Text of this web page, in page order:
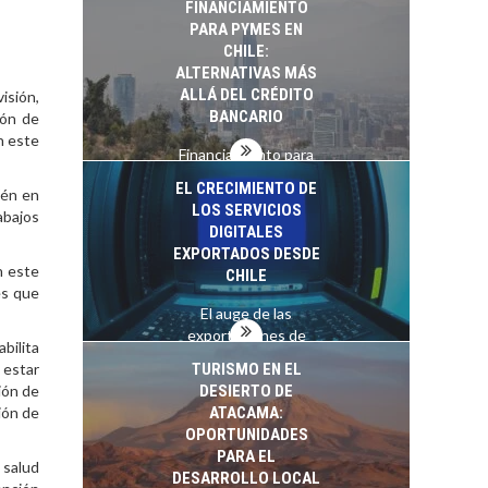
de
este
en
este
que
estar
de
de
FINANCIAMIENTO
PARA PYMES EN
CHILE:
ALTERNATIVAS MÁS
ALLÁ DEL CRÉDITO
BANCARIO
Financiamiento para
pymes en Chile:
alternativas que
trascienden el
crédito…
EL CRECIMIENTO DE
LOS SERVICIOS
DIGITALES
EXPORTADOS DESDE
CHILE
El auge de las
exportaciones de
Chile:…
TURISMO EN EL
DESIERTO DE
ATACAMA:
OPORTUNIDADES
PARA EL
DESARROLLO LOCAL